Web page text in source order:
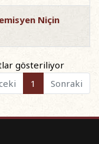
Niçin
gösteriliyor
1 Sonraki